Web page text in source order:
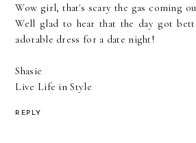
Wow girl, that's scary the gas coming
Well glad to hear that the day got
adorable dress for a date night!
Shasie
Live Life in Style
REPLY